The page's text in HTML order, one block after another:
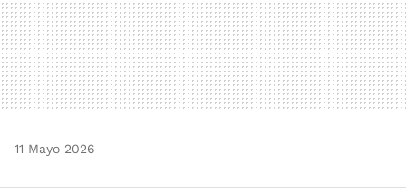
11 Mayo 2026